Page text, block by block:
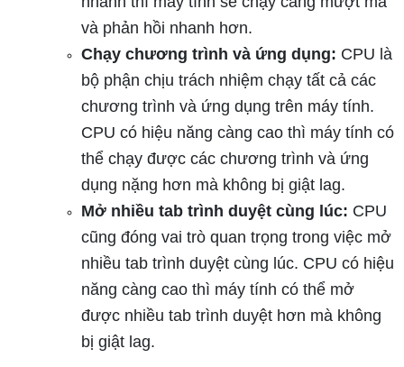
và phản hồi nhanh hơn.
Chạy chương trình và ứng dụng: CPU là
bộ phận chịu trách nhiệm chạy tất cả các
chương trình và ứng dụng trên máy tính.
CPU có hiệu năng càng cao thì máy tính có
thể chạy được các chương trình và ứng
dụng nặng hơn mà không bị giật lag.
Mở nhiều tab trình duyệt cùng lúc: CPU
cũng đóng vai trò quan trọng trong việc mở
nhiều tab trình duyệt cùng lúc. CPU có hiệu
năng càng cao thì máy tính có thể mở
được nhiều tab trình duyệt hơn mà không
bị giật lag.